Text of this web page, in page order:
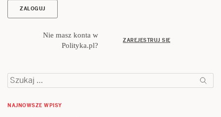
Nie masz konta w
Polityka.pl?
ZAREJESTRUJ SIĘ
Szukaj:
NAJNOWSZE WPISY